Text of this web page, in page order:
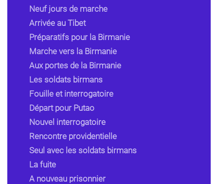
Neuf jours de marche
Arrivée au Tibet
Préparatifs pour la Birmanie
Marche vers la Birmanie
Aux portes de la Birmanie
Les soldats birmans
Fouille et interrogatoire
Départ pour Putao
Nouvel interrogatoire
Rencontre providentielle
Seul avec les soldats birmans
La fuite
A nouveau prisonnier